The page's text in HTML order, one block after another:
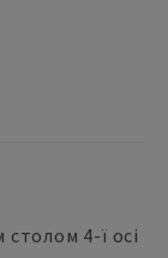
4-ї осі